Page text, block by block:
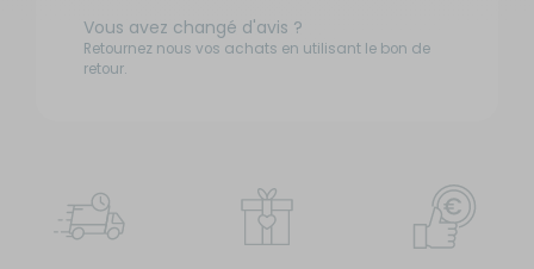
Vous avez changé d'avis ?
Retournez nous vos achats en utilisant le bon de
retour.